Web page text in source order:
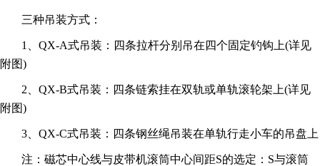
三种吊装方式：
1、QX-A式吊装：四条拉杆分别吊在四个固定钓钩上(详见
附图)
2、QX-B式吊装：四条链索挂在双轨或单轨滚轮架上(详见
附图)
3、QX-C式吊装：四条钢丝绳吊装在单轨行走小车的吊盘上
注：磁芯中心线与皮带机滚筒中心间距S的选定：S与滚筒